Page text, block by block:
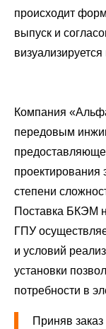
происходит
выпуск и
Компания
передовым
проектирования
степени
Поставка БКЭМ
ГПУ
и условий
установки
потребности в
Приняв